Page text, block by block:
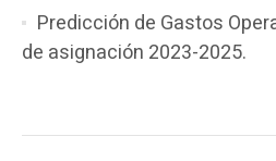
Predicción de Gastos
de asignación 2023-2025.